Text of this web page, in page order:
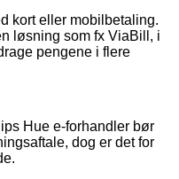
kort eller mobilbetaling.
løsning som fx ViaBill, i
pengene i flere
Hue e-forhandler bør
dog er det for